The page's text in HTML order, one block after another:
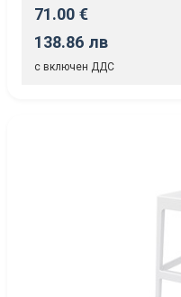
71.00 €
138.86 лв
с включен ДДС